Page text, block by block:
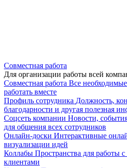
Совместная работа
Для организации работы всей
Совместная работа Все
работать вместе
Профиль сотрудника Должность,
благодарности и другая полезная
Соцсеть компании Новости,
для общения всех сотрудников
Онлайн-доски Интерактивные
визуализации идей
Коллабы Пространства для работы
клиентами